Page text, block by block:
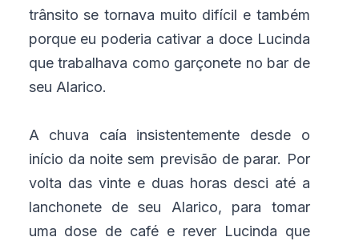
trânsito se tornava muito difícil e também
porque eu poderia cativar a doce Lucinda
que trabalhava como garçonete no bar de
seu Alarico.
A chuva caía insistentemente desde o
início da noite sem previsão de parar. Por
volta das vinte e duas horas desci até a
lanchonete de seu Alarico, para tomar
uma dose de café e rever Lucinda que